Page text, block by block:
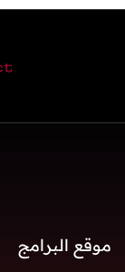
موقع البرامج